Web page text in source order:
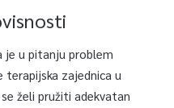
je u pitanju problem
zajednica u
želi pružiti adekvatan